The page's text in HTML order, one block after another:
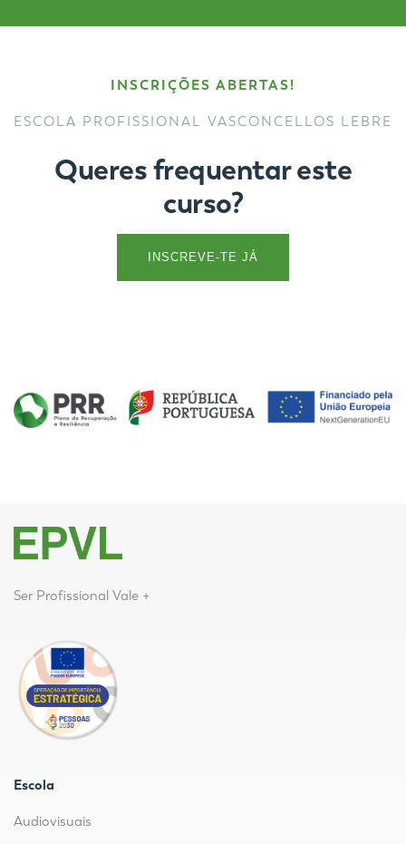
INSCRIÇÕES ABERTAS!
ESCOLA PROFISSIONAL VASCONCELLOS LEBRE
Queres frequentar este
curso?
INSCREVE-TE JÁ
Ser Profissional Vale +
Escola
Audiovisuais